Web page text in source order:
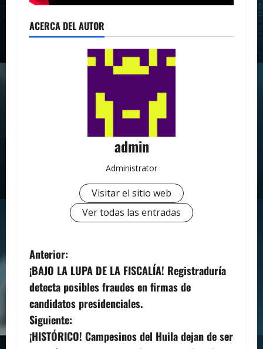
ACERCA DEL AUTOR
admin
Administrator
Visitar el sitio web
Ver todas las entradas
N
a
v
e
Anterior:
¡BAJO LA LUPA DE LA FISCALÍA! Registraduría
detecta posibles fraudes en firmas de
candidatos presidenciales.
Siguiente:
¡HISTÓRICO! Campesinos del Huila dejan de ser